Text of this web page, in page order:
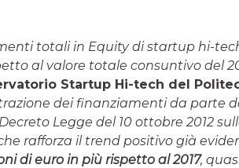
totali in Equity di startup hi-
al valore totale consuntivo del
Startup Hi-tech del
dei finanziamenti da parte
Legge del 10 ottobre 2012
rafforza il trend positivo già
di euro in più rispetto al 2017,